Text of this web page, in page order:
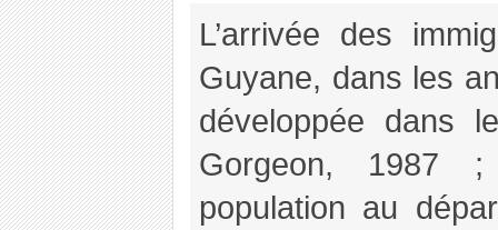
L’arrivée des
Guyane, dans les
développée dans
Gorgeon, 1987
population au